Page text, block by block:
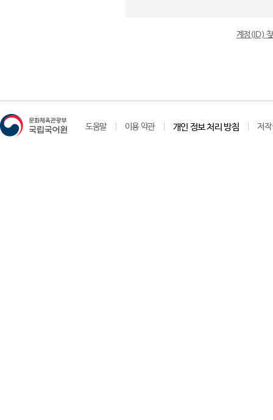
계정(ID)
도움말 이용 약관 개인 정보 처리 방침 저